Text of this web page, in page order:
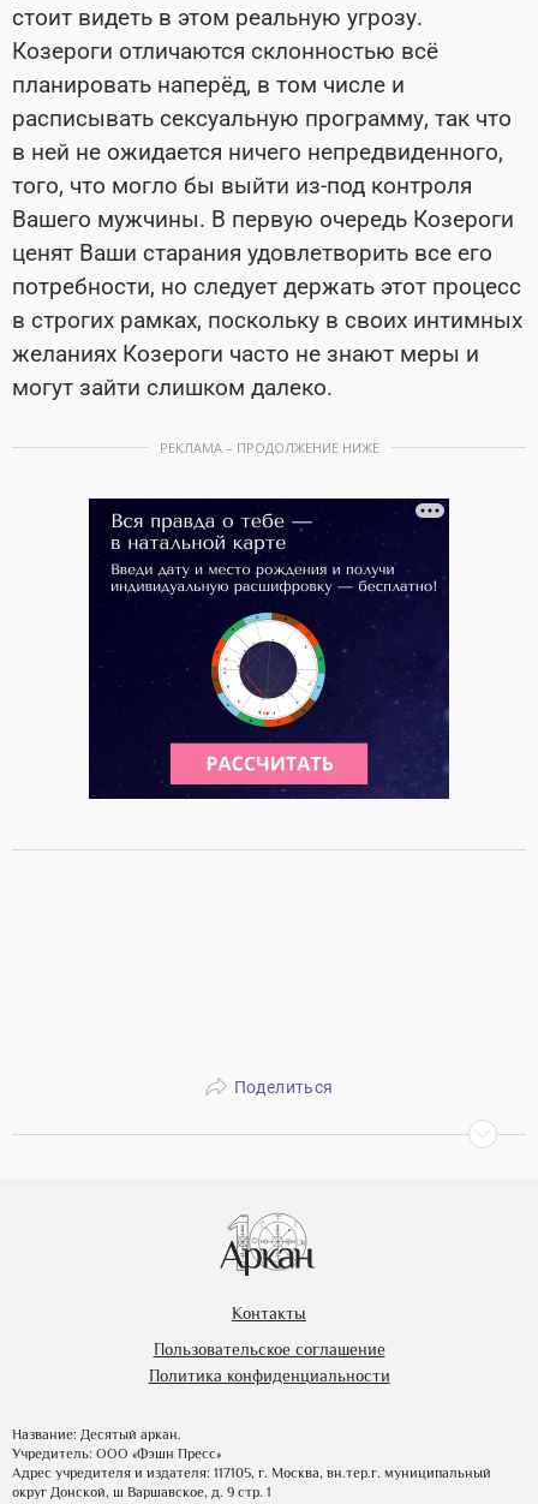
стоит видеть в этом реальную угрозу.
Козероги отличаются склонностью всё
планировать наперёд, в том числе и
расписывать сексуальную программу, так что
в ней не ожидается ничего непредвиденного,
того, что могло бы выйти из-под контроля
Вашего мужчины. В первую очередь Козероги
ценят Ваши старания удовлетворить все его
потребности, но следует держать этот процесс
в строгих рамках, поскольку в своих интимных
желаниях Козероги часто не знают меры и
могут зайти слишком далеко.
РЕКЛАМА – ПРОДОЛЖЕНИЕ НИЖЕ
Поделиться
Контакты
Пользовательское соглашение
Политика конфиденциальности
Название: Десятый аркан.
Учредитель: ООО «Фэшн Пресс»
Адрес учредителя и издателя: 117105, г. Москва, вн.тер.г. муниципальный
округ Донской, ш Варшавское, д. 9 стр. 1